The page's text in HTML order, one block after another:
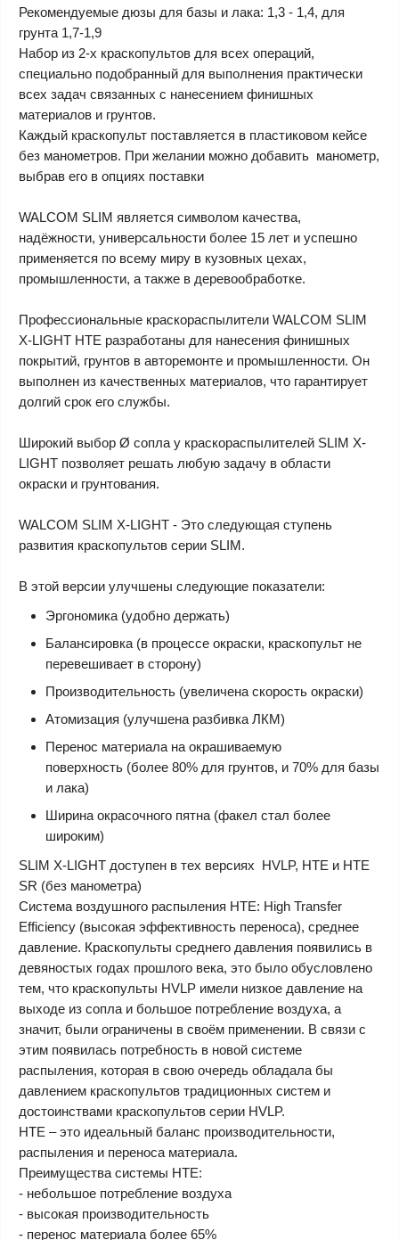
Рекомендуемые дюзы для базы и лака: 1,3 - 1,4, для
грунта 1,7-1,9
Набор из 2-х краскопультов для всех операций,
специально подобранный для выполнения практически
всех задач связанных с нанесением финишных
материалов и грунтов.
Каждый краскопульт поставляется в пластиковом кейсе
без манометров. При желании можно добавить манометр,
выбрав его в опциях поставки
WALCOM SLIM является символом качества,
надёжности, универсальности более 15 лет и успешно
применяется по всему миру в кузовных цехах,
промышленности, а также в деревообработке.
Профессиональные краскораспылители WALCOM SLIM
X-LIGHT HTE разработаны для нанесения финишных
покрытий, грунтов в авторемонте и промышленности. Он
выполнен из качественных материалов, что гарантирует
долгий срок его службы.
Широкий выбор Ø сопла у краскораспылителей SLIM X-
LIGHT позволяет решать любую задачу в области
окраски и грунтования.
WALCOM SLIM X-LIGHT - Это следующая ступень
развития краскопультов серии SLIM.
В этой версии улучшены следующие показатели:
Эргономика (удобно держать)
Балансировка (в процессе окраски, краскопульт не
перевешивает в сторону)
Производительность (увеличена скорость окраски)
Атомизация (улучшена разбивка ЛКМ)
Перенос материала на окрашиваемую
поверхность (более 80% для грунтов, и 70% для базы
и лака)
Ширина окрасочного пятна (факел стал более
широким)
SLIM X-LIGHT доступен в тех версиях HVLP, HTE и HTE
SR (без манометра)
Система воздушного распыления HTE: High Transfer
Efficiency (высокая эффективность переноса), среднее
давление. Краскопульты среднего давления появились в
девяностых годах прошлого века, это было обусловлено
тем, что краскопульты HVLP имели низкое давление на
выходе из сопла и большое потребление воздуха, а
значит, были ограничены в своём применении. В связи с
этим появилась потребность в новой системе
распыления, которая в свою очередь обладала бы
давлением краскопультов традиционных систем и
достоинствами краскопультов серии HVLP.
HTE – это идеальный баланс производительности,
распыления и переноса материала.
Преимущества системы HTE:
- небольшое потребление воздуха
- высокая производительность
- перенос материала более 65%